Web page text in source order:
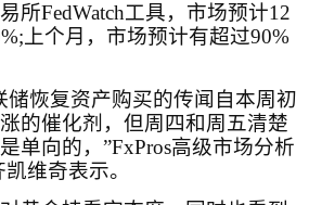
所FedWatch工具，市场预计12
上个月，市场预计有超过90%
储恢复资产购买的传闻自本周初
的催化剂，但周四和周五清楚
单向的，”FxPros高级市场分析
维奇表示。